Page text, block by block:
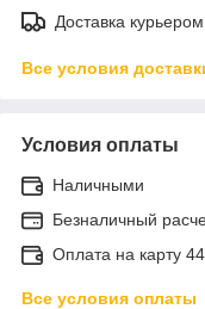
Доставка курьером
Все условия
Условия оплаты
Наличными
Безналичный
Оплата на карту
Все условия оплаты